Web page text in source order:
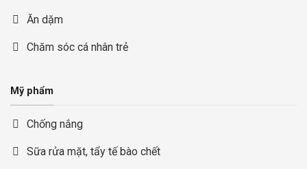
Ăn dặm
Chăm sóc cá nhân trẻ
Mỹ phẩm
Chống nắng
Sữa rửa mặt, tẩy tế bào chết